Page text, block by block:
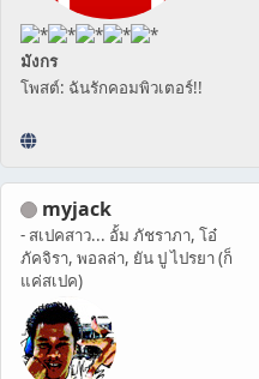
มังกร
โพสต์: ฉันรักคอมพิวเตอร์!!
myjack
- สเปคสาว... อั้ม ภัชราภา, โอ๋
ภัคจิรา, พอลล่า, ยัน ปู ไปรยา (ก็
แค่สเปค)